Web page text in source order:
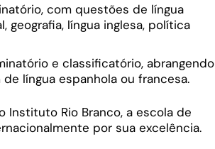
com questões de língua
geografia, língua inglesa, política
e classificatório, abrangendo
língua espanhola ou francesa.
Instituto Rio Branco, a escola de
por sua excelência.